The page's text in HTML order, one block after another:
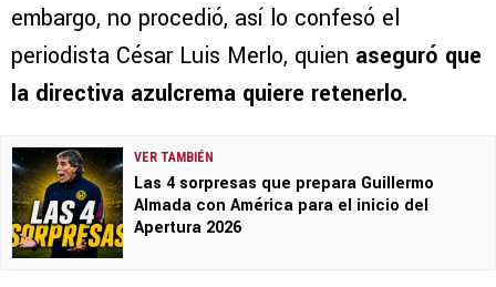
embargo, no procedió, así lo confesó el
periodista César Luis Merlo, quien aseguró que
la directiva azulcrema quiere retenerlo.
VER TAMBIÉN
Las 4 sorpresas que prepara Guillermo
Almada con América para el inicio del
Apertura 2026